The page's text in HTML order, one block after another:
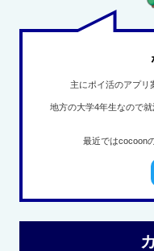
主にポイ活のアプリ
地方の大学4年生なので
最近ではcocoon